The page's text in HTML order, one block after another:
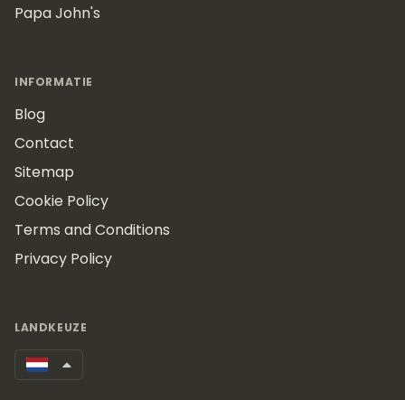
Papa John's
INFORMATIE
Blog
Contact
Sitemap
Cookie Policy
Terms and Conditions
Privacy Policy
LANDKEUZE